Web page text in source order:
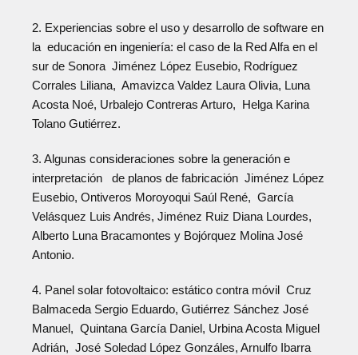
2. Experiencias sobre el uso y desarrollo de software en
la educación en ingeniería: el caso de la Red Alfa en el
sur de Sonora Jiménez López Eusebio, Rodríguez
Corrales Liliana, Amavizca Valdez Laura Olivia, Luna
Acosta Noé, Urbalejo Contreras Arturo, Helga Karina
Tolano Gutiérrez.
3. Algunas consideraciones sobre la generación e
interpretación de planos de fabricación Jiménez López
Eusebio, Ontiveros Moroyoqui Saúl René, García
Velásquez Luis Andrés, Jiménez Ruiz Diana Lourdes,
Alberto Luna Bracamontes y Bojórquez Molina José
Antonio.
4. Panel solar fotovoltaico: estático contra móvil Cruz
Balmaceda Sergio Eduardo, Gutiérrez Sánchez José
Manuel, Quintana García Daniel, Urbina Acosta Miguel
Adrián, José Soledad López Gonzáles, Arnulfo Ibarra